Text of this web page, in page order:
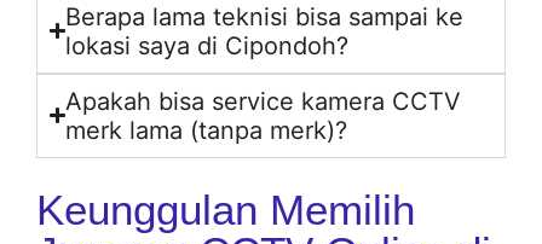
Berapa lama teknisi bisa sampai ke
lokasi saya di Cipondoh?
Apakah bisa service kamera CCTV
merk lama (tanpa merk)?
Keunggulan Memilih